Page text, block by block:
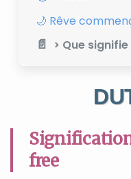
🌙 Rêve
> Que
free